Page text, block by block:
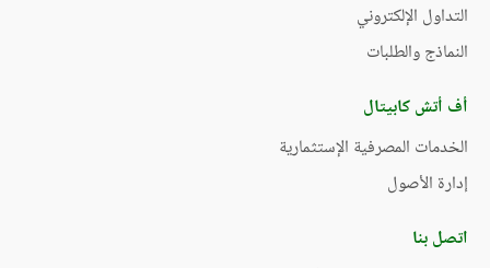
التداول الإلكتروني
النماذج والطلبات
أف أتش كابيتال
الخدمات المصرفية الإستثمارية
إدارة الأصول
اتصل بنا